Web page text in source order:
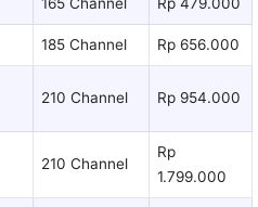
185 Channel Rp 656.000
210 Channel Rp 954.000
210 Channel
Rp
1.799.000